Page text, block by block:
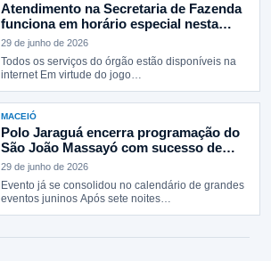
Atendimento na Secretaria de Fazenda
funciona em horário especial nesta
segunda-feira (29)
29 de junho de 2026
Todos os serviços do órgão estão disponíveis na
internet Em virtude do jogo…
MACEIÓ
Polo Jaraguá encerra programação do
São João Massayó com sucesso de
público
29 de junho de 2026
Evento já se consolidou no calendário de grandes
eventos juninos Após sete noites…